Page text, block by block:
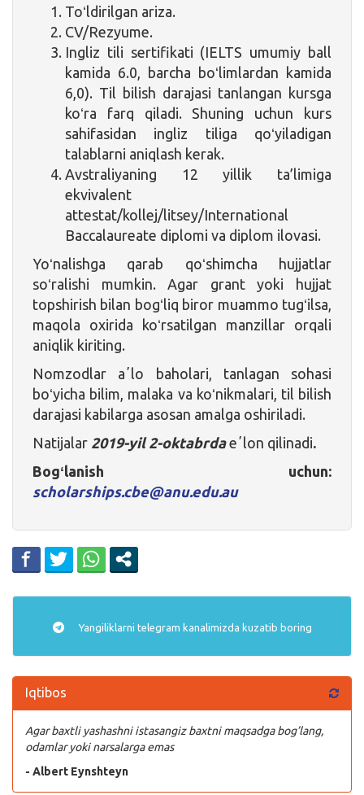
Toʻldirilgan ariza.
CV/Rezyume.
Ingliz tili sertifikati (IELTS umumiy ball
kamida 6.0, barcha boʻlimlardan kamida
6,0). Til bilish darajasi tanlangan kursga
koʻra farq qiladi. Shuning uchun kurs
sahifasidan ingliz tiliga qoʻyiladigan
talablarni aniqlash kerak.
Avstraliyaning 12 yillik ta’limiga
ekvivalent
attestat/kollej/litsey/International
Baccalaureate diplomi va diplom ilovasi.
Yoʻnalishga qarab qoʻshimcha hujjatlar
soʻralishi mumkin. Agar grant yoki hujjat
topshirish bilan bogʻliq biror muammo tugʻilsa,
maqola oxirida koʻrsatilgan manzillar orqali
aniqlik kiriting.
Nomzodlar aʼlo baholari, tanlagan sohasi
boʻyicha bilim, malaka va koʻnikmalari, til bilish
darajasi kabilarga asosan amalga oshiriladi.
Natijalar 2019-yil 2-oktabrdaeʼlon qilinadi.
Bogʻlanish uchun:
scholarships.cbe@anu.edu.au
Yangiliklarni telegram kanalimizda kuzatib boring
Iqtibos
Agar baxtli yashashni istasangiz baxtni maqsadga bog’lang,
odamlar yoki narsalarga emas
- Albert Eynshteyn